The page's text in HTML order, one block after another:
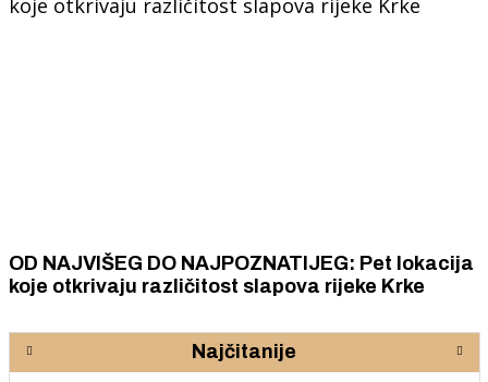
OD NAJVIŠEG DO NAJPOZNATIJEG: Pet lokacija
koje otkrivaju različitost slapova rijeke Krke
Najčitanije